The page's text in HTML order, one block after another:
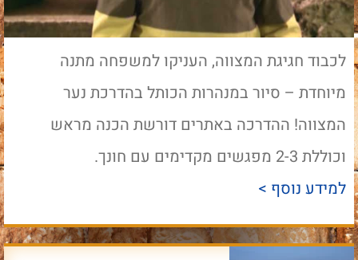
לכבוד חגיגת המצווה, העניקו למשפחה מתנה
מיוחדת – סיור במנהרות הכותל בהדרכת נער
המצווה! ההדרכה באתרים דורשת הכנה מראש
וכוללת 2-3 מפגשים מקדימים עם חונך.
למידע נוסף >